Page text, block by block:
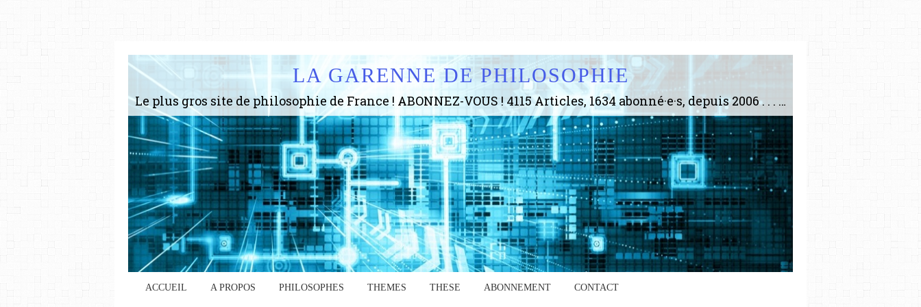
LA GARENNE DE PHILOSOPHIE
Le plus gros site de philosophie de France ! ABONNEZ-VOUS ! 4115 Articles, 1634 abonné·e·s, depuis 2006 . . . . . . . . 2 852 214 pages vues jusqu'à présent. Prestance et être apte à un plus grand nombre de choses.
ACCUEIL A PROPOS PHILOSOPHES THEMES THESE ABONNEMENT CONTACT